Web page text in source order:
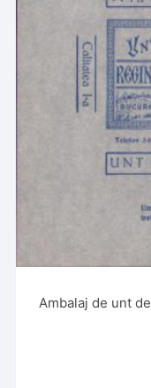
Ambalaj de unt